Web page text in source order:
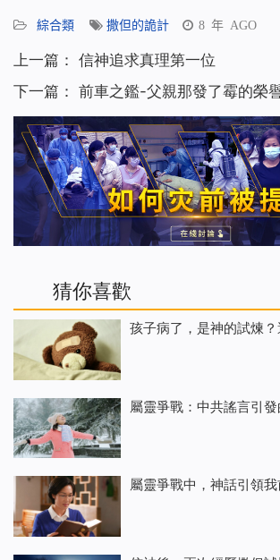
綜合類 撒但的詭計 8 年 AGO
上一篇： 信神追求真理第一位
下一篇： 前車之鑑-父親那發了霉的榮
猜你喜歡
孩子病了，是神的試煉
屬靈爭戰：中共謠言引發
屬靈爭戰中，神話引領